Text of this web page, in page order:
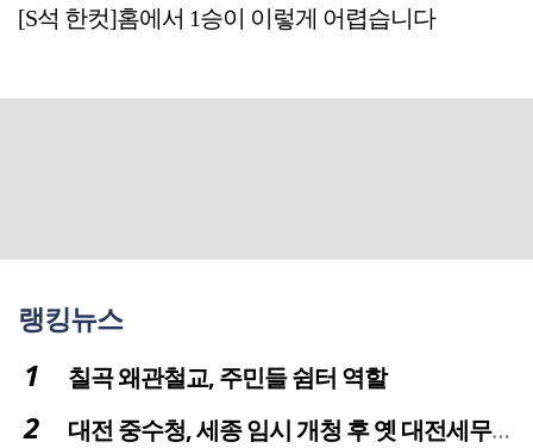
[S석 한컷]홈에서 1승이 이렇게 어렵습니다
랭킹뉴스
칠곡 왜관철교, 주민들 쉼터 역할
대전 중수청, 세종 임시 개청 후 옛 대전세무서 부지로 이전 추진